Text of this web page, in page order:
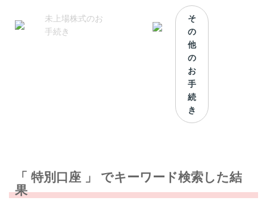
未上場株式のお
手続き
そ
の
他
の
お
手
続
き
「 特別口座 」 でキーワード検索した結
果